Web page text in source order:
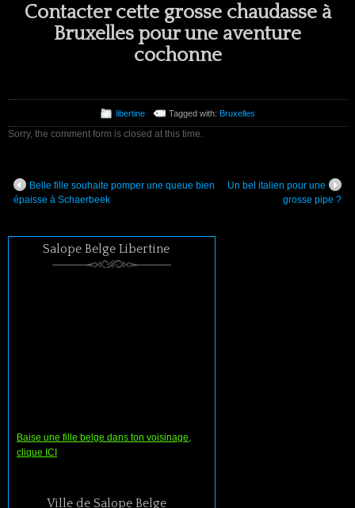
Contacter cette grosse chaudasse à
Bruxelles pour une aventure
cochonne
libertine Tagged with:Bruxelles
Sorry, the comment form is closed at this time.
Belle fille souhaite pomper une queue bien
épaisse à Schaerbeek
Un bel italien pour une
grosse pipe ?
Salope Belge Libertine
Baise une fille belge dans ton voisinage,
clique ICI
Ville de Salope Belge